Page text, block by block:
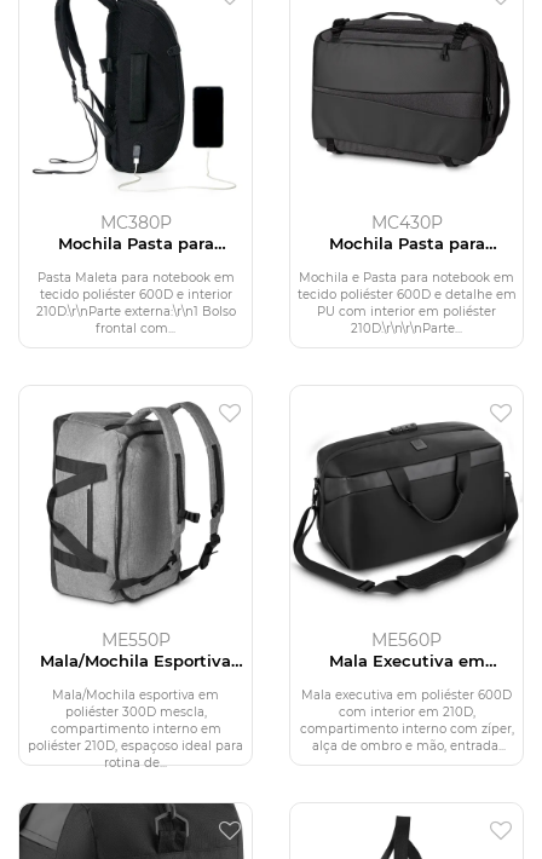
MC380P
Mochila Pasta para
600D
Pasta Maleta para notebook em
tecido poliéster 600D e interior
210D.\r\nParte externa:\r\n1 Bolso
frontal com...
MC430P
Mochila Pasta para
Mochila e Pasta para notebook em
tecido poliéster 600D e detalhe em
PU com interior em poliéster
210D.\r\n\r\nParte...
ME550P
Mala/Mochila Esportiva
Mala/Mochila esportiva em
poliéster 300D mescla,
compartimento interno em
poliéster 210D, espaçoso ideal para
rotina de...
ME560P
Mala Executiva em
Mala executiva em poliéster 600D
com interior em 210D,
compartimento interno com zíper,
alça de ombro e mão, entrada...